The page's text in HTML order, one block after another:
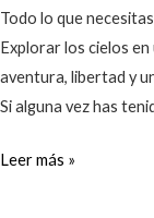
Todo lo que
Explorar los cielos
aventura, libertad y
Si alguna vez has
en
Colombia
Leer más »